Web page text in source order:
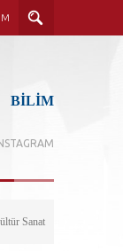
BİLİM
Sanat